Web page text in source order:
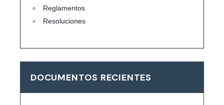
Reglamentos
Resoluciones
DOCUMENTOS RECIENTES